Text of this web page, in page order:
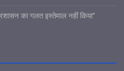
का गलत इस्तेमाल नहीं किया”